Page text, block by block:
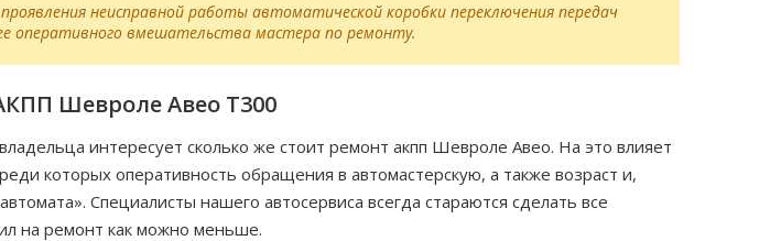
неисправной работы автоматической коробки переключения передач
оперативного вмешательства мастера по ремонту.
Шевроле Авео Т300
интересует сколько же стоит ремонт акпп Шевроле Авео. На это влияет
которых оперативность обращения в автомастерскую, а также возраст и,
Специалисты нашего автосервиса всегда стараются сделать все
на ремонт как можно меньше.